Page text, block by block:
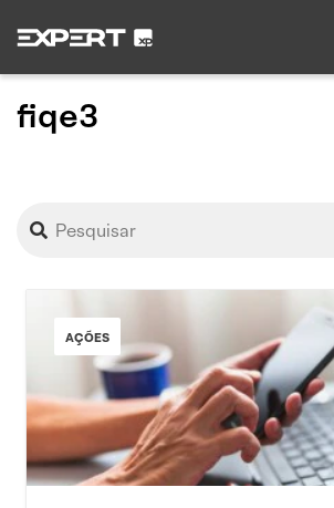
fiqe3
AÇÕES